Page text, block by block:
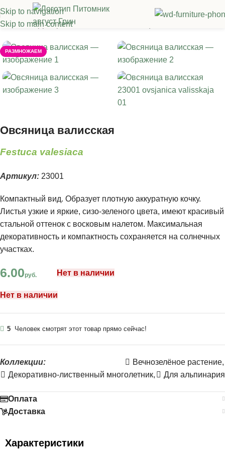
Skip to navigation
Skip to main content
Главная/Декоративные злаки
РАЗМНОЖАЕМ
Овсяница валисская
Festuca valesiaca
Артикул: 23001
Компактный вид. Образует плотную аккуратную кочку.
Листья узкие и яркие, сизо-зеленого цвета, имеют красивый
стальной оттенок с восковым налетом. Максимальная
декоративность и компактность сохраняется на солнечных
участках.
6.00руб. Нет в наличии
Нет в наличии
5 Человек смотрят этот товар прямо сейчас!
Коллекции: Вечнозелёное растение,
Декоративно-лиственный многолетник, Для альпинария
Оплата
Доставка
Характеристики